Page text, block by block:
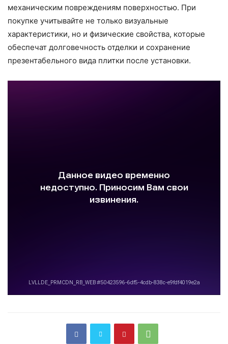
механическим повреждениям поверхностью. При
покупке учитывайте не только визуальные
характеристики, но и физические свойства, которые
обеспечат долговечность отделки и сохранение
презентабельного вида плитки после установки.